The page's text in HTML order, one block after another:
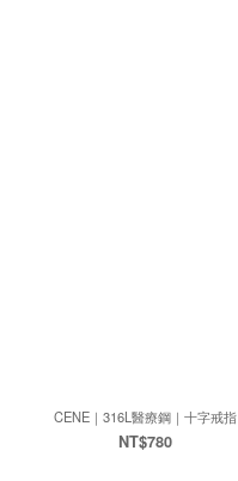
CENE｜316L醫療鋼｜十字戒指
NT$780